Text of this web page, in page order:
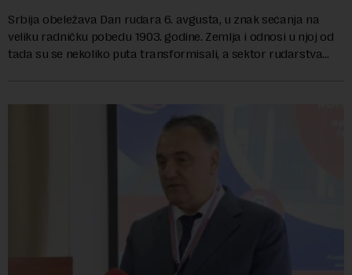
Srbija obeležava Dan rudara 6. avgusta, u znak sećanja na
veliku radničku pobedu 1903. godine. Zemlja i odnosi u njoj od
tada su se nekoliko puta transformisali, a sektor rudarstva